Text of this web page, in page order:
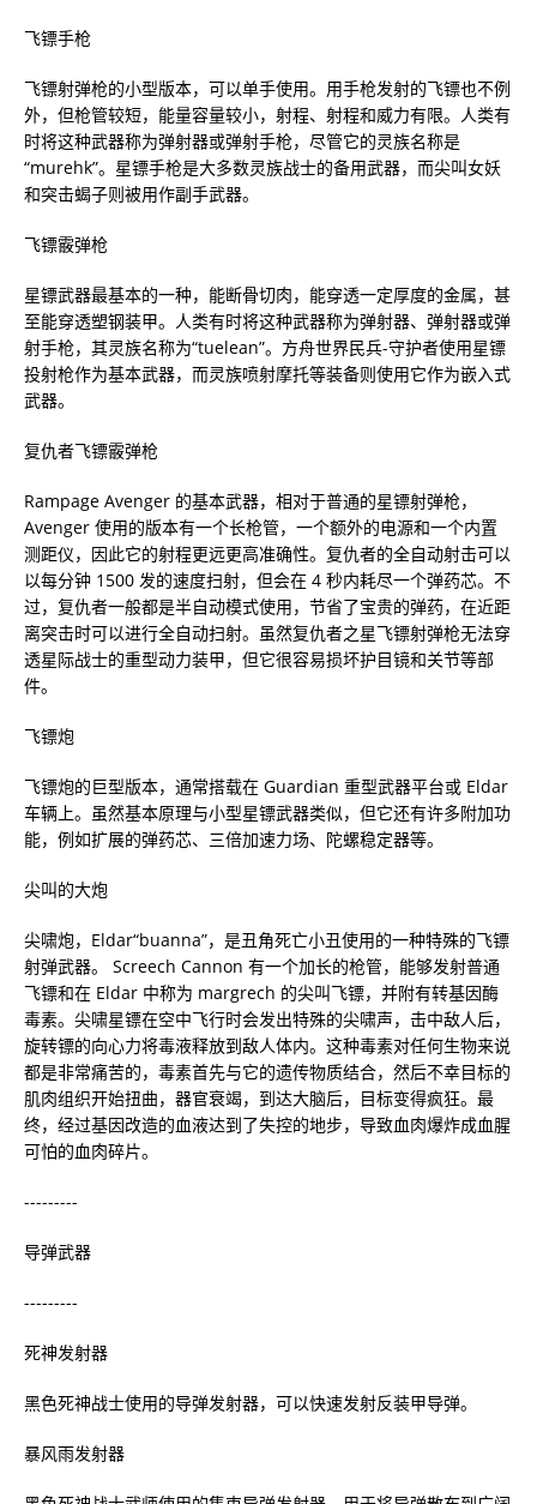
飞镖手枪
飞镖射弹枪的小型版本，可以单手使用。用手枪发射的飞镖也不例
外，但枪管较短，能量容量较小，射程、射程和威力有限。人类有
时将这种武器称为弹射器或弹射手枪，尽管它的灵族名称是
“murehk”。星镖手枪是大多数灵族战士的备用武器，而尖叫女妖
和突击蝎子则被用作副手武器。
飞镖霰弹枪
星镖武器最基本的一种，能断骨切肉，能穿透一定厚度的金属，甚
至能穿透塑钢装甲。人类有时将这种武器称为弹射器、弹射器或弹
射手枪，其灵族名称为“tuelean”。方舟世界民兵-守护者使用星镖
投射枪作为基本武器，而灵族喷射摩托等装备则使用它作为嵌入式
武器。
复仇者飞镖霰弹枪
Rampage Avenger 的基本武器，相对于普通的星镖射弹枪，
Avenger 使用的版本有一个长枪管，一个额外的电源和一个内置
测距仪，因此它的射程更远更高准确性。复仇者的全自动射击可以
以每分钟 1500 发的速度扫射，但会在 4 秒内耗尽一个弹药芯。不
过，复仇者一般都是半自动模式使用，节省了宝贵的弹药，在近距
离突击时可以进行全自动扫射。虽然复仇者之星飞镖射弹枪无法穿
透星际战士的重型动力装甲，但它很容易损坏护目镜和关节等部
件。
飞镖炮
飞镖炮的巨型版本，通常搭载在 Guardian 重型武器平台或 Eldar
车辆上。虽然基本原理与小型星镖武器类似，但它还有许多附加功
能，例如扩展的弹药芯、三倍加速力场、陀螺稳定器等。
尖叫的大炮
尖啸炮，Eldar“buanna”，是丑角死亡小丑使用的一种特殊的飞镖
射弹武器。 Screech Cannon 有一个加长的枪管，能够发射普通
飞镖和在 Eldar 中称为 margrech 的尖叫飞镖，并附有转基因酶
毒素。尖啸星镖在空中飞行时会发出特殊的尖啸声，击中敌人后，
旋转镖的向心力将毒液释放到敌人体内。这种毒素对任何生物来说
都是非常痛苦的，毒素首先与它的遗传物质结合，然后不幸目标的
肌肉组织开始扭曲，器官衰竭，到达大脑后，目标变得疯狂。最
终，经过基因改造的血液达到了失控的地步，导致血肉爆炸成血腥
可怕的血肉碎片。
---------
导弹武器
---------
死神发射器
黑色死神战士使用的导弹发射器，可以快速发射反装甲导弹。
暴风雨发射器